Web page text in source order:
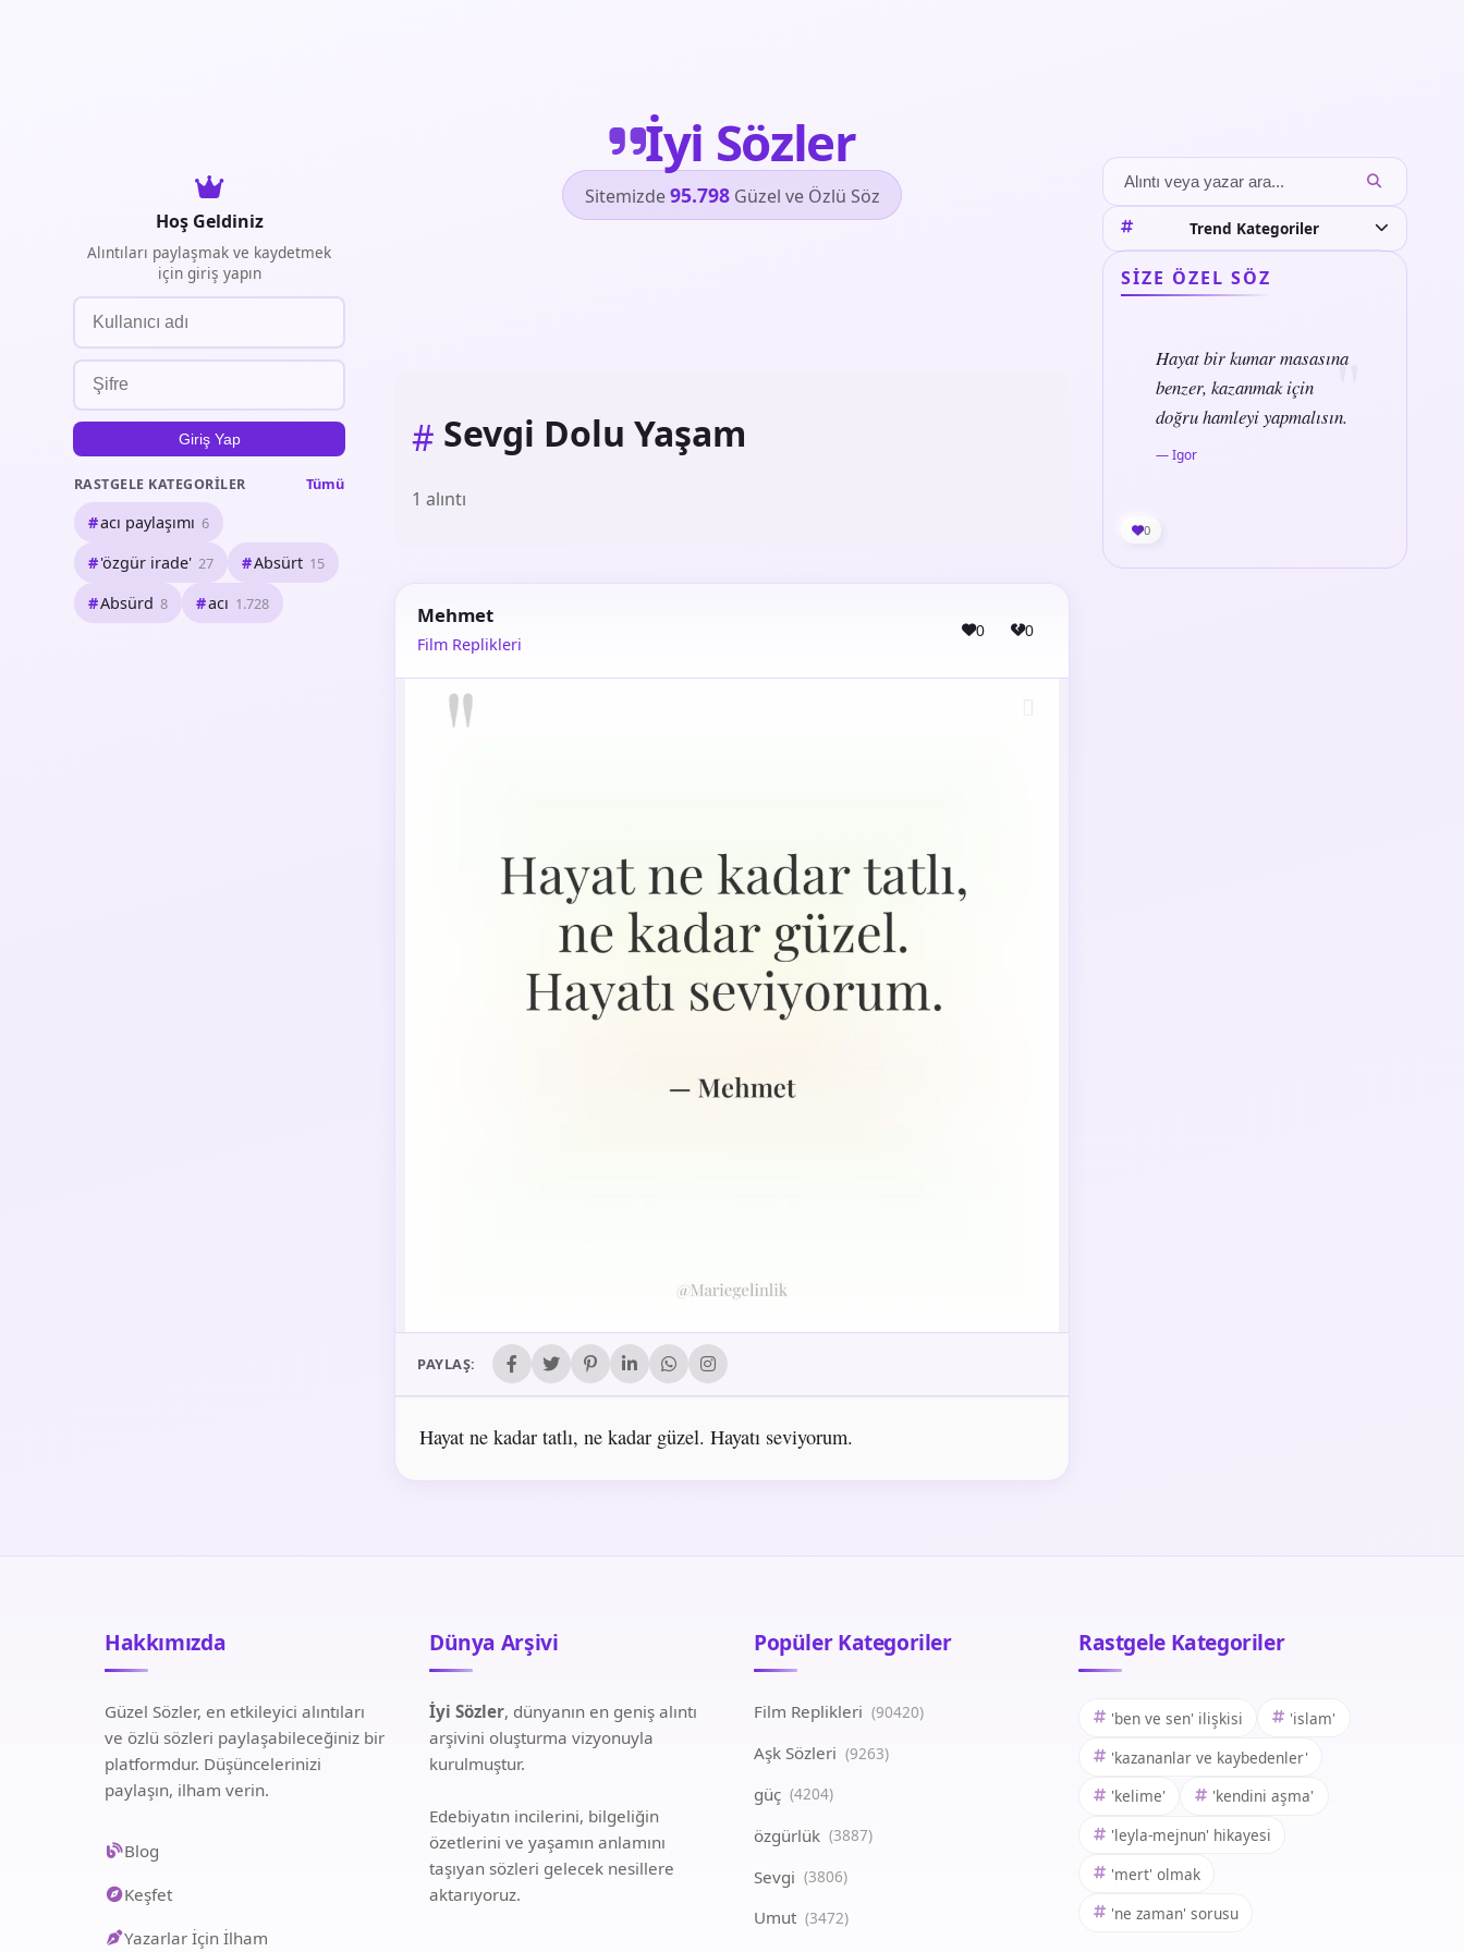
İyi Sözler
Sitemizde95.798Güzel ve Özlü Söz
Hoş Geldiniz
Alıntıları paylaşmak ve kaydetmek
için giriş yapın
Giriş Yap
RASTGELE KATEGORILER Tümü
acı paylaşımı 6
'özgür irade' 27 Absürt 15
Absürd 8 acı 1.728
# Sevgi Dolu Yaşam
1 alıntı
Mehmet
Film Replikleri
0 0
PAYLAŞ:
Hayat ne kadar tatlı, ne kadar güzel. Hayatı seviyorum.
Trend Kategoriler
SIZE ÖZEL SÖZ
Hayat bir kumar masasına
benzer, kazanmak için
doğru hamleyi yapmalısın.
— Igor
0
Hakkımızda
Güzel Sözler, en etkileyici alıntıları
ve özlü sözleri paylaşabileceğiniz bir
platformdur. Düşüncelerinizi
paylaşın, ilham verin.
Blog
Keşfet
Yazarlar İçin İlham
Dünya Arşivi
İyi Sözler, dünyanın en geniş alıntı
arşivini oluşturma vizyonuyla
kurulmuştur.
Edebiyatın incilerini, bilgeliğin
özetlerini ve yaşamın anlamını
taşıyan sözleri gelecek nesillere
aktarıyoruz.
Popüler Kategoriler
Film Replikleri (90420)
Aşk Sözleri (9263)
güç (4204)
özgürlük (3887)
Sevgi (3806)
Umut (3472)
Rastgele Kategoriler
'ben ve sen' ilişkisi
'islam'
'kazananlar ve kaybedenler'
'kelime'
'kendini aşma'
'leyla-mejnun' hikayesi
'mert' olmak
'ne zaman' sorusu